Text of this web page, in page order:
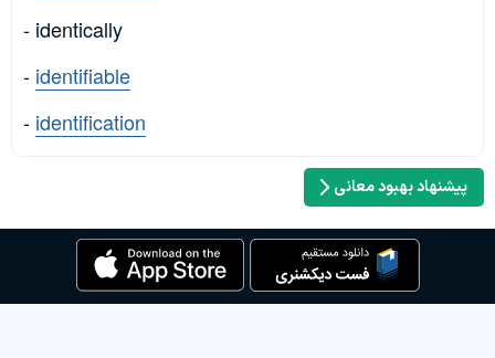
- identically
- identifiable
- identification
پیشنهاد بهبود معانی